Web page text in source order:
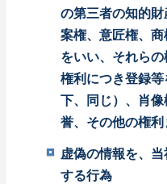
の第三者の知的
案権、意匠権、
をいい、それら
権利につき登録
下、同じ）、肖
誉、その他の権
虚偽の情報を、
する行為